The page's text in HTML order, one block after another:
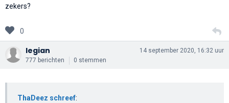
zekers?
0
legian
777 berichten 0 stemmen
14 september 2020, 16:32 uur
ThaDeez schreef: